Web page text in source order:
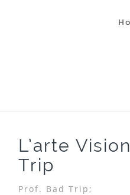
L’arte
Trip
Prof. Bad Trip;